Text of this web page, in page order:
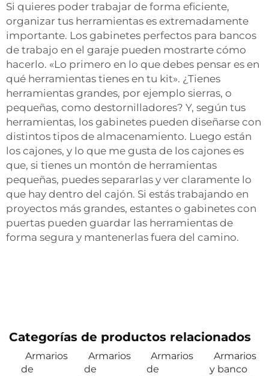
Si quieres poder trabajar de forma eficiente,
organizar tus herramientas es extremadamente
importante. Los gabinetes perfectos para bancos
de trabajo en el garaje pueden mostrarte cómo
hacerlo. «Lo primero en lo que debes pensar es en
qué herramientas tienes en tu kit». ¿Tienes
herramientas grandes, por ejemplo sierras, o
pequeñas, como destornilladores? Y, según tus
herramientas, los gabinetes pueden diseñarse con
distintos tipos de almacenamiento. Luego están
los cajones, y lo que me gusta de los cajones es
que, si tienes un montón de herramientas
pequeñas, puedes separarlas y ver claramente lo
que hay dentro del cajón. Si estás trabajando en
proyectos más grandes, estantes o gabinetes con
puertas pueden guardar las herramientas de
forma segura y mantenerlas fuera del camino.
Categorías de productos relacionados
Armarios
de
Armarios
de
Armarios
de
Armarios
y banco